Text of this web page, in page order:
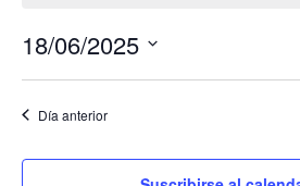
18/06/2025
la
fecha.
Día anterior